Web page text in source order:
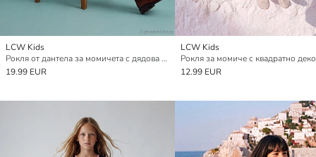
LCW Kids
Рокля от дантела за момичета с дядова яка и накъдрени детайли
19.99 EUR
LCW Kids
12.99 EUR